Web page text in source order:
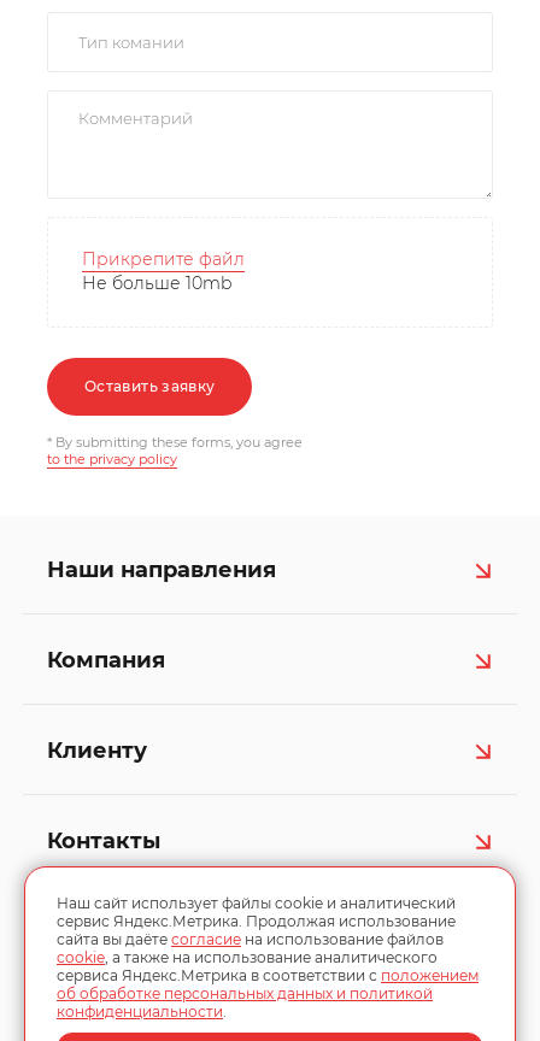
Прикрепите файл
Не больше 10mb
Оставить заявку
* By submitting these forms, you agree
to the privacy policy
Наши направления
Компания
Клиенту
Контакты
Наш сайт использует файлы cookie и аналитический
сервис Яндекс.Метрика. Продолжая использование
сайта вы даёте согласие на использование файлов
cookie, а также на использование аналитического
сервиса Яндекс.Метрика в соответствии с положением
об обработке персональных данных и политикой
конфиденциальности.